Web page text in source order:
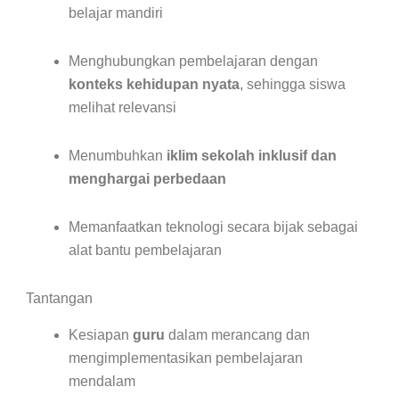
belajar mandiri
Menghubungkan pembelajaran dengan
konteks kehidupan nyata, sehingga siswa
melihat relevansi
Menumbuhkan iklim sekolah inklusif dan
menghargai perbedaan
Memanfaatkan teknologi secara bijak sebagai
alat bantu pembelajaran
Tantangan
Kesiapan guru dalam merancang dan
mengimplementasikan pembelajaran
mendalam